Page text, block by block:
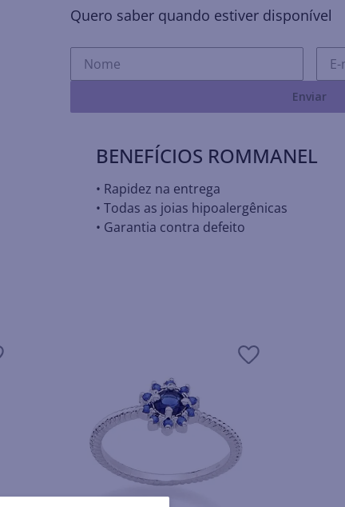
Quero saber quando estiver disponível
Enviar
BENEFÍCIOS ROMMANEL
• Rapidez na entrega
• Todas as joias hipoalergênicas
• Garantia contra defeito